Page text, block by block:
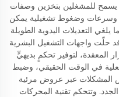
يسمح للمشغلين بتخزين وصفات
وسرعات وضغوط تشغيلية يمكن
يلغي التعديلات اليدوية الطويلة
حلّت واجهات التشغيل البشرية
المعقدة، لتوفير تحكمٍ بديهيٍّ
في الوقت الحقيقي، وضبط
المشكلات عبر عروض مرئية
وتتحكم تقنية المحركات